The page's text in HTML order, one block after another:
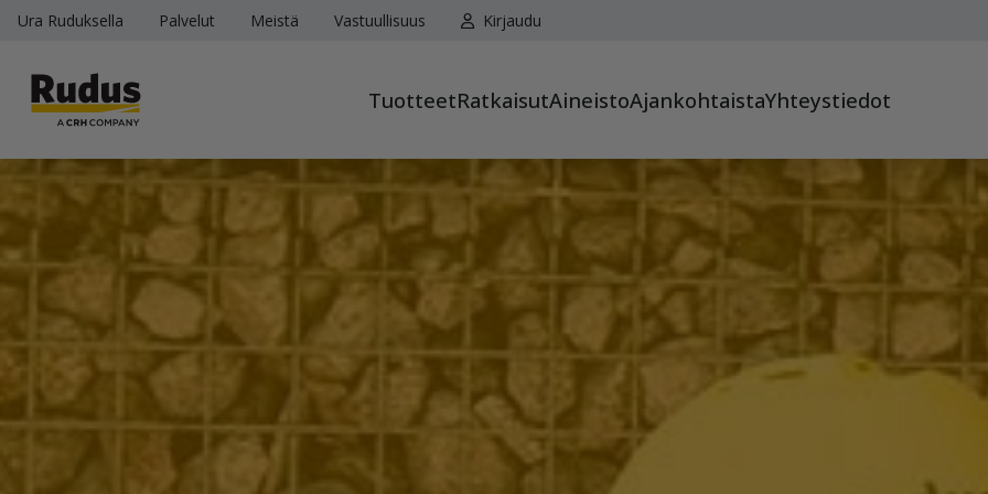
Ura Ruduksella Palvelut Meistä Vastuullisuus Kirjaudu
TuotteetRatkaisutAineistoAjankohtaistaYhteystiedot